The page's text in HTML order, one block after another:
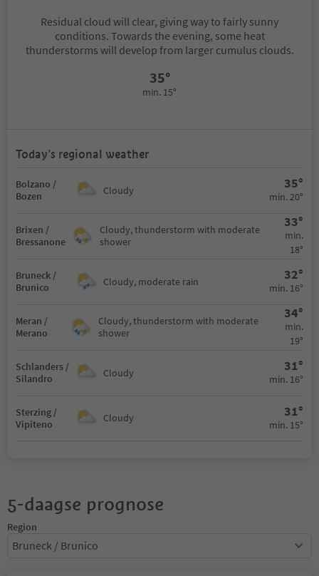
Residual cloud will clear, giving way to fairly sunny
conditions. Towards the evening, some heat
thunderstorms will develop from larger cumulus clouds.
35°
min. 15°
Today’s regional weather
Bolzano /
Bozen
Cloudy 35°
min. 20°
Brixen /
Bressanone
Cloudy, thunderstorm with moderate
shower
33°
min.
18°
Bruneck /
Brunico
Cloudy, moderate rain 32°
min. 16°
Meran /
Merano
Cloudy, thunderstorm with moderate
shower
34°
min.
19°
Schlanders /
Silandro
Cloudy 31°
min. 16°
Sterzing /
Vipiteno
Cloudy 31°
min. 15°
5-daagse prognose
Region
Bruneck / Brunico